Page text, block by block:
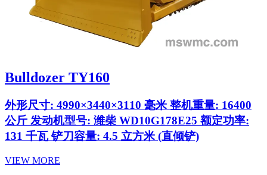
Bulldozer TY160
外形尺寸: 4990×3440×3110 毫米 整机重量: 16400
公斤 发动机型号: 潍柴 WD10G178E25 额定功率:
131 千瓦 铲刀容量: 4.5 立方米 (直倾铲)
VIEW MORE